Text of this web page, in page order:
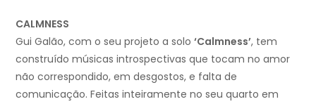
CALMNESS
Gui Galão, com o seu projeto a solo ‘Calmness’, tem
construído músicas introspectivas que tocam no amor
não correspondido, em desgostos, e falta de
comunicação. Feitas inteiramente no seu quarto em